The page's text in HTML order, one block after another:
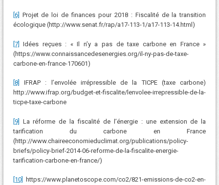
[6] Projet de loi de finances pour 2018 : Fiscalité de la transition
écologique (http://www.senat.fr/rap/a17-113-1/a17-113-14.html)
[7] Idées reçues : « Il n’y a pas de taxe carbone en France »
(https://www.connaissancedesenergies.org/il-ny-pas-de-taxe-
carbone-en-france-170601)
[8]
IFRAP : l’envolée irrépressible de la TICPE (taxe carbone)
http://www.ifrap.org/budget-et-fiscalite/lenvolee-irrepressible-de-la-
ticpe-taxe-carbone
[9] La réforme de la fiscalité de l’énergie : une extension de la
tarification du carbone en France
(http://www.chaireeconomieduclimat.org/publications/policy-
briefs/policy-brief-2014-06-reforme-de-la-fiscalite-energie-
tarification-carbone-en-france/)
[10]
https://www.planetoscope.com/co2/821-emissions-de-co2-en-